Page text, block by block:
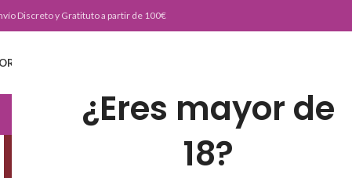
¿Eres mayor de
18?
Discreto y Gratituto a partir de 100€
JUGUETERIA